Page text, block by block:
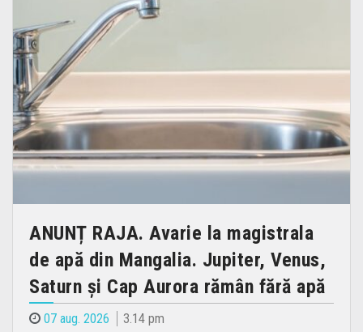
ANUNȚ RAJA. Avarie la magistrala
de apă din Mangalia. Jupiter, Venus,
Saturn și Cap Aurora rămân fără apă
07 aug. 2026 3.14 pm